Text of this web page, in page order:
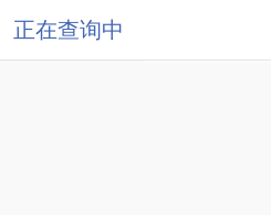
正在查询中